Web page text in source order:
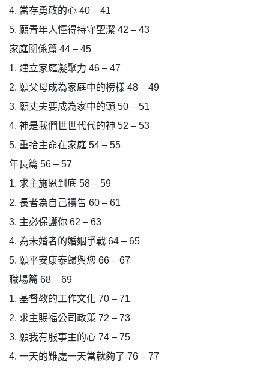
4. 當存勇敢的心 40 – 41
5. 願青年人懂得持守聖潔 42 – 43
家庭關係篇 44 – 45
1. 建立家庭凝聚力 46 – 47
2. 願父母成為家庭中的榜樣 48 – 49
3. 願丈夫要成為家中的頭 50 – 51
4. 神是我們世世代代的神 52 – 53
5. 重拾主命在家庭 54 – 55
年長篇 56 – 57
1. 求主施恩到底 58 – 59
2. 長者為自己禱告 60 – 61
3. 主必保護你 62 – 63
4. 為未婚者的婚姻爭戰 64 – 65
5. 願平安康泰歸與您 66 – 67
職場篇 68 – 69
1. 基督教的工作文化 70 – 71
2. 求主賜福公司政策 72 – 73
3. 願我有服事主的心 74 – 75
4. 一天的難處一天當就夠了 76 – 77